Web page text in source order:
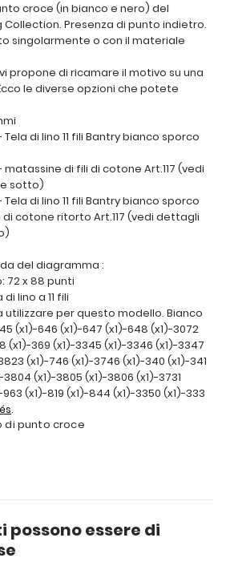
croce (in bianco e nero) del
Collection. Presenza di punto indietro.
singolarmente o con il materiale
propone di ricamare il motivo su una
le diverse opzioni che potete
di lino 11 fili Bantry bianco sporco
di fili di cotone Art.117 (vedi
sotto)
di lino 11 fili Bantry bianco sporco
di cotone ritorto Art.117 (vedi dettagli
del diagramma :
72 x 88 punti
di lino a 11 fili
utilizzare per questo modello. Bianco
(x1)-646 (x1)-647 (x1)-648 (x1)-3072
(x1)-369 (x1)-3345 (x1)-3346 (x1)-3347
(x1)-746 (x1)-3746 (x1)-340 (x1)-341
(x1)-3805 (x1)-3806 (x1)-3731
(x1)-819 (x1)-844 (x1)-3350 (x1)-333
.
di punto croce
possono essere di